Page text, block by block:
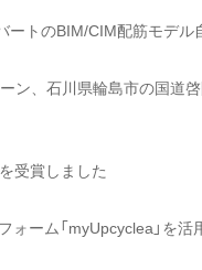
ートのBIM/CIM配筋モデル
ン、石川県輪島市の国道
受賞しました
ォーム「myUpcyclea」を